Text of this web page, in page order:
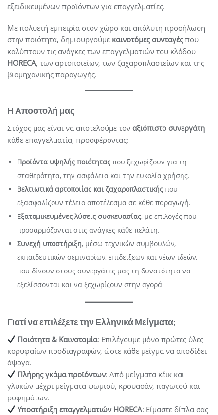
εξειδικευμένων προϊόντων για επαγγελματίες.
Με πολυετή εμπειρία στον χώρο και απόλυτη προσήλωση
στην ποιότητα, δημιουργούμε καινοτόμες συνταγέςπου
καλύπτουν τις ανάγκες των επαγγελματιών του κλάδου
HORECA, των αρτοποιείων, των ζαχαροπλαστείων και της
βιομηχανικής παραγωγής.
Η Αποστολή μας
Στόχος μας είναι να αποτελούμε τον αξιόπιστο συνεργάτη
κάθε επαγγελματία, προσφέροντας:
Προϊόντα υψηλής ποιότητας που ξεχωρίζουν για τη
σταθερότητα, την ασφάλεια και την ευκολία χρήσης.
Βελτιωτικά αρτοποιίας και ζαχαροπλαστικής που
εξασφαλίζουν τέλειο αποτέλεσμα σε κάθε παραγωγή.
Εξατομικευμένες λύσεις συσκευασίας, με επιλογές που
προσαρμόζονται στις ανάγκες κάθε πελάτη.
Συνεχή υποστήριξη, μέσω τεχνικών συμβουλών,
εκπαιδευτικών σεμιναρίων, επιδείξεων και νέων ιδεών,
που δίνουν στους συνεργάτες μας τη δυνατότητα να
εξελίσσονται και να ξεχωρίζουν στην αγορά.
Γιατί να επιλέξετε την Ελληνικά Μείγματα;
Ποιότητα & Καινοτομία: Επιλέγουμε μόνο πρώτες ύλες
κορυφαίων προδιαγραφών, ώστε κάθε μείγμα να αποδίδει
άψογα.
Πλήρης γκάμα προϊόντων: Από μείγματα κέικ και
γλυκών μέχρι μείγματα ψωμιού, κρουασάν, παγωτού και
ροφημάτων.
Υποστήριξη επαγγελματιών HORECA: Είμαστε δίπλα σας